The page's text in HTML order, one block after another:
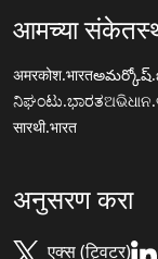
आमच्या
अमरकोश.भारत
ನಿಘಂಟು.ಭಾರತ
सारथी.भारत
अनुसरण करा
एक्स (ट्विटर)